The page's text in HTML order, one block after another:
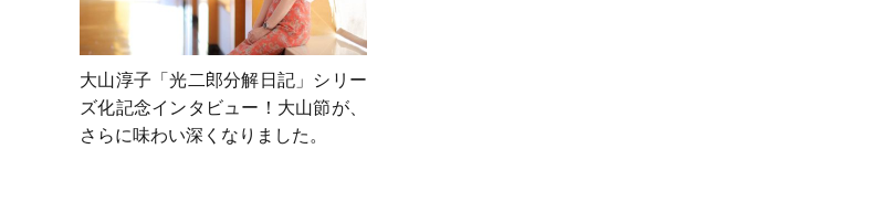
大山淳子「光二郎分解日記」シリー
ズ化記念インタビュー！大山節が、
さらに味わい深くなりました。